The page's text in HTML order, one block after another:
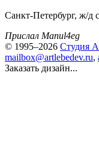
Санкт-Петербург, ж/д
Прислал Manul4eg
© 1995–2026 Студия
mailbox@artlebedev.ru,
Заказать дизайн...